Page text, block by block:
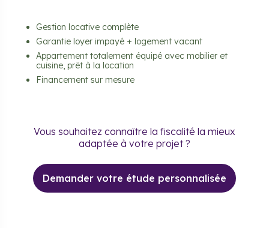
Gestion locative complète
Garantie loyer impayé + logement vacant
Appartement totalement équipé avec mobilier et
cuisine, prêt à la location
Financement sur mesure
Vous souhaitez connaître la fiscalité la mieux
adaptée à votre projet ?
Demander votre étude personnalisée